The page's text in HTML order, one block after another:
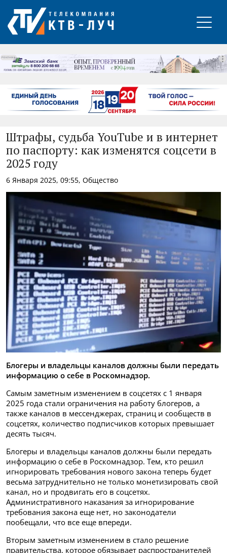
РЕКЛАМА
Штрафы, судьба YouTube и в интернет
по паспорту: как изменятся соцсети в
2025 году
6 Января 2025, 09:55, Общество
Блогеры и владельцы каналов должны были передать
информацию о себе в Роскомнадзор.
Самым заметным изменением в соцсетях с 1 января
2025 года стали ограничения на работу блогеров, а
также каналов в мессенджерах, страниц и сообществ в
соцсетях, количество подписчиков которых превышает
десять тысяч.
Блогеры и владельцы каналов должны были передать
информацию о себе в Роскомнадзор. Тем, кто решил
игнорировать требования нового закона теперь будет
весьма затруднительно не только монетизировать свой
канал, но и продвигать его в соцсетях.
Административного наказания за игнорирование
требования закона еще нет, но законодатели
пообещали, что все еще впереди.
Вторым заметным изменением в стало решение
правительства, которое обязывает распространителей